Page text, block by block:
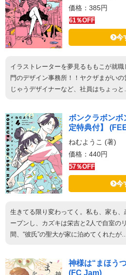
価格：385円
61％OFF
今
イラストレーターを夢見るももこが就
門のデザイン事務所！！ヤクザまがい
じゃうデザイナーなど、社員はちょっ
ボンクラボンボ
定特典付】
ねむようこ (著)
価格：440円
57％OFF
今
生きてる限り変わってく。私も、家も
ープンし、カズキは栄吉と2人で自室の
間、“彼氏”の聖大が家に泊めてくれたが…
神様は“まほう
(FC Jam)